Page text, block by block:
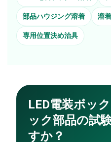
部品ハウジング溶着 溶
専用位置決め治具
LED電装ボッ
ック部品の試
すか？